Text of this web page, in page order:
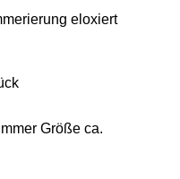
eloxiert
Größe ca.